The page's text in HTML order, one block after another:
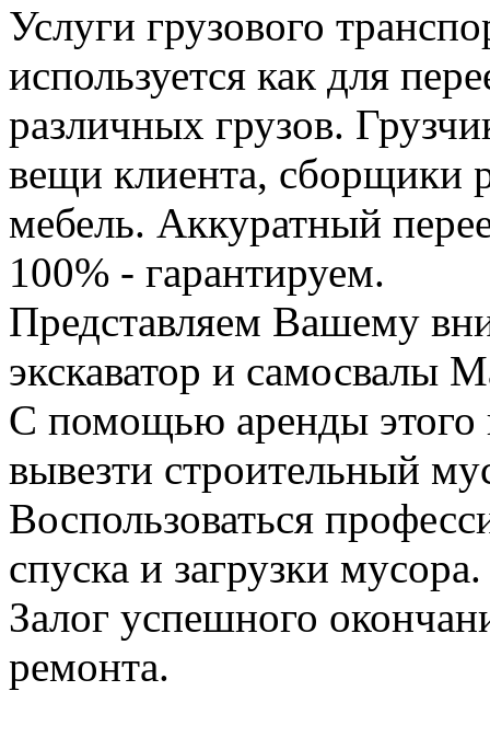
Услуги грузового
используется как для
различных грузов.
вещи клиента, сборщики
мебель. Аккуратный
100% - гарантируем.
Представляем Вашему
экскаватор и самосвалы
С помощью аренды этого
вывезти строительный
Воспользоваться
спуска и загрузки мусора.
Залог успешного
ремонта.